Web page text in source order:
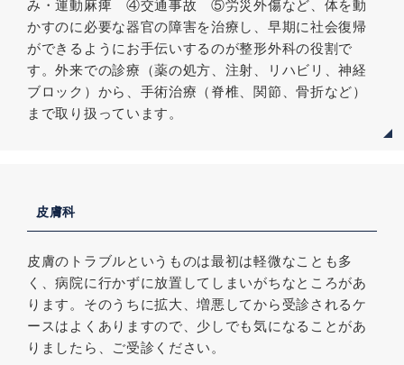
み・運動麻痺 ④交通事故 ⑤労災外傷など、体を動
かすのに必要な器官の障害を治療し、早期に社会復帰
ができるようにお手伝いするのが整形外科の役割で
す。外来での診療（薬の処方、注射、リハビリ、神経
ブロック）から、手術治療（脊椎、関節、骨折など）
まで取り扱っています。
皮膚科
皮膚のトラブルというものは最初は軽微なことも多
く、病院に行かずに放置してしまいがちなところがあ
ります。そのうちに拡大、増悪してから受診されるケ
ースはよくありますので、少しでも気になることがあ
りましたら、ご受診ください。